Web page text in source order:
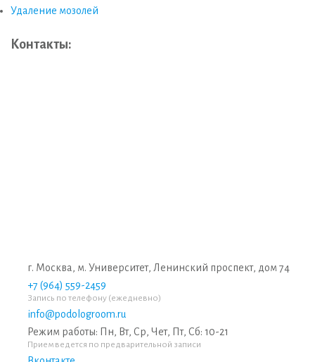
Удаление мозолей
Контакты:
г. Москва, м. Университет, Ленинский проспект, дом 74
+7 (964) 559-2459
Запись по телефону (ежедневно)
info@podologroom.ru
Режим работы: Пн, Вт, Ср, Чет, Пт, Сб: 10-21
Прием ведется по предварительной записи